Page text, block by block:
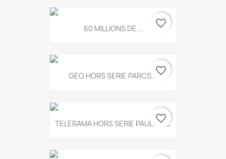
60 MILLIONS DE... favorite_border
GEO HORS SERIE PARCS...favorite_border
TELERAMA HORS SERIE PAUL KLEE
favorite_border